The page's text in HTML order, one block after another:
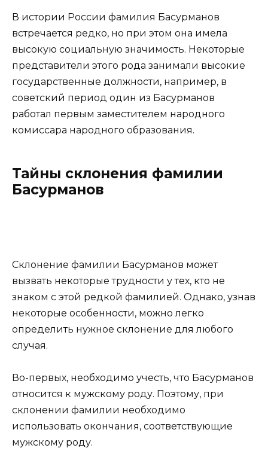
В истории России фамилия Басурманов
встречается редко, но при этом она имела
высокую социальную значимость. Некоторые
представители этого рода занимали высокие
государственные должности, например, в
советский период один из Басурманов
работал первым заместителем народного
комиссара народного образования.
Тайны склонения фамилии
Басурманов
Склонение фамилии Басурманов может
вызвать некоторые трудности у тех, кто не
знаком с этой редкой фамилией. Однако, узнав
некоторые особенности, можно легко
определить нужное склонение для любого
случая.
Во-первых, необходимо учесть, что Басурманов
относится к мужскому роду. Поэтому, при
склонении фамилии необходимо
использовать окончания, соответствующие
мужскому роду.